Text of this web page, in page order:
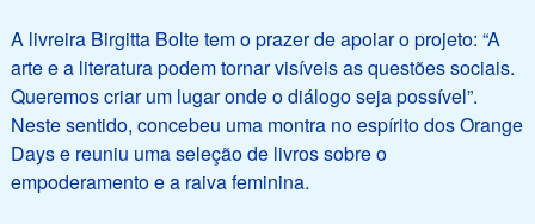
A livreira Birgitta Boltetem o prazer de apoiar o projeto: “A
arte e a literatura podem tornar visíveis as questões sociais.
Queremos criar um lugar onde o diálogo seja possível”.
Neste sentido, concebeu uma montra no espírito dos Orange
Days e reuniu uma seleção de livros sobre o
empoderamento e a raiva feminina.